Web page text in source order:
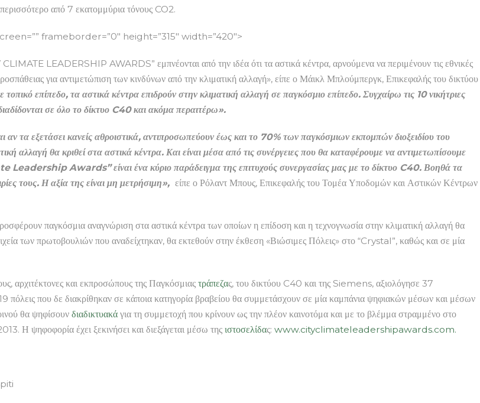
από 7 εκατομμύρια τόνους CO2.
frameborder=”0″ height=”315″ width=”420″>
LEADERSHIP AWARDS” εμπνέονται από την ιδέα ότι τα αστικά κέντρα, αρνούμενα να περιμένουν τις εθνικές
για αντιμετώπιση των κινδύνων από την κλιματική αλλαγή», είπε ο Μάικλ Μπλούμπεργκ, Επικεφαλής του δικτύου
επίπεδο, τα αστικά κέντρα επιδρούν στην κλιματική αλλαγή σε παγκόσμιο επίπεδο. Συγχαίρω τις 10 νικήτριες
σε όλο το δίκτυο C40 και ακόμα περαιτέρω».
τα εξετάσει κανείς αθροιστικά, αντιπροσωπεύουν έως και το 70% των παγκόσμιων εκπομπών διοξειδίου του
αλλαγή θα κριθεί στα αστικά κέντρα. Και είναι μέσα από τις συνέργειες που θα καταφέρουμε να αντιμετωπίσουμε
Leadership Awards” είναι ένα κύριο παράδειγμα της επιτυχούς συνεργασίας μας με το δίκτυο C40. Βοηθά τα
τους. Η αξία της είναι μη μετρήσιμη», είπε ο Ρόλαντ Μπους, Επικεφαλής του Τομέα Υποδομών και Αστικών Κέντρων
παγκόσμια αναγνώριση στα αστικά κέντρα των οποίων η επίδοση και η τεχνογνωσία στην κλιματική αλλαγή θα
των πρωτοβουλιών που αναδείχτηκαν, θα εκτεθούν στην έκθεση «Βιώσιμες Πόλεις» στο “Crystal”, καθώς και σε μία
αρχιτέκτονες και εκπροσώπους της Παγκόσμιας τράπεζας, του δικτύου C40 και της Siemens, αξιολόγησε 37
πόλεις που δε διακρίθηκαν σε κάποια κατηγορία βραβείου θα συμμετάσχουν σε μία καμπάνια ψηφιακών μέσων και μέσων
θα ψηφίσουν διαδικτυακά για τη συμμετοχή που κρίνουν ως την πλέον καινοτόμα και με το βλέμμα στραμμένο στο
Η ψηφοφορία έχει ξεκινήσει και διεξάγεται μέσω της ιστοσελίδας: www.cityclimateleadershipawards.com.